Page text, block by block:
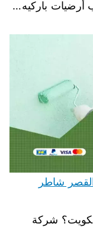
أرضيات باركيه…
هندي القصر شاطر
شركة